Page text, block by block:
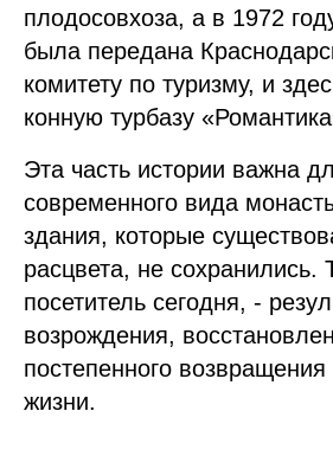
плодосовхоза, а в 1972
была передана
комитету по туризму, и
конную турбазу
Эта часть истории важна
современного вида
здания, которые
расцвета, не сохранились.
посетитель сегодня, -
возрождения,
постепенного возвращения
жизни.